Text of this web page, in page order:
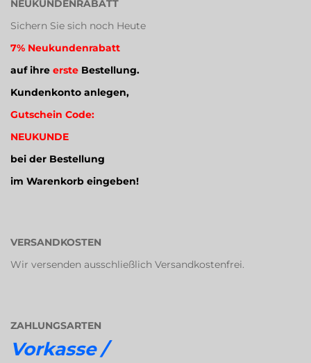
NEUKUNDENRABATT
Sichern Sie sich noch Heute
7% Neukundenrabatt
auf ihre erste Bestellung.
Kundenkonto anlegen,
Gutschein Code:
NEUKUNDE
bei der Bestellung
im Warenkorb eingeben!
VERSANDKOSTEN
Wir versenden ausschließlich Versandkostenfrei.
ZAHLUNGSARTEN
Vorkasse /